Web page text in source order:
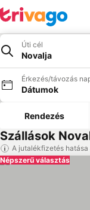
Úti cél
Novalja
Érkezés/távozás
Dátumok
Rendezés
Szállások
A jutalékfizetés hatása
Népszerű választás